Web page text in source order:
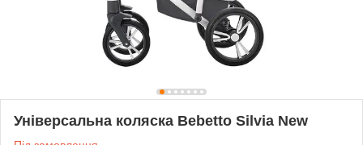
Універсальна коляска Bebetto Silvia New